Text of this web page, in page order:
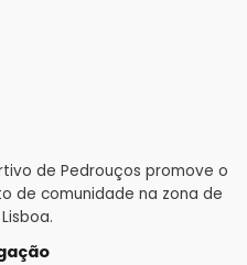
de Pedrouços promove o
de comunidade na zona de